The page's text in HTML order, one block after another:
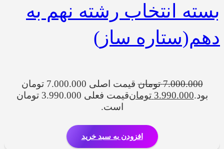
بسته انتخاب رشته نهم به
دهم(ستاره ساز)
7.000.000 تومان
قیمت اصلی 7.000.000 تومان
بود.3.990.000 تومان
قیمت فعلی 3.990.000 تومان
است.
افزودن به سبد خرید